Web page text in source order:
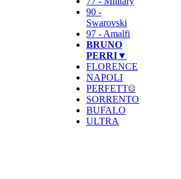
90 -
Swarovski
97 - Amalfi
BRUNO
PERRI▼
FLORENCE
NAPOLI
PERFETTO
SORRENTO
BUFALO
ULTRA